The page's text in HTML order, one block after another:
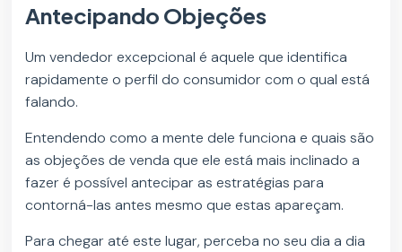
Antecipando Objeções
Um vendedor excepcional é aquele que identifica
rapidamente o perfil do consumidor com o qual está
falando.
Entendendo como a mente dele funciona e quais são
as objeções de venda que ele está mais inclinado a
fazer é possível antecipar as estratégias para
contorná-las antes mesmo que estas apareçam.
Para chegar até este lugar, perceba no seu dia a dia